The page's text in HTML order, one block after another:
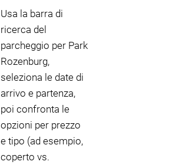
Usa la barra di
ricerca del
parcheggio per Park
Rozenburg,
seleziona le date di
arrivo e partenza,
poi confronta le
opzioni per prezzo
e tipo (ad esempio,
coperto vs.